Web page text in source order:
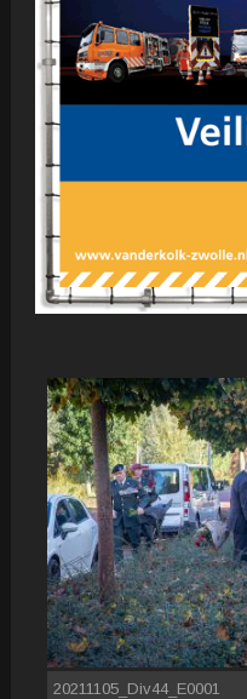
20211105_Div44_E0001